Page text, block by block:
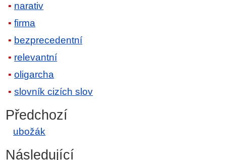
narativ
firma
bezprecedentní
relevantní
oligarcha
slovník cizích slov
Předchozí
ubožák
Následující